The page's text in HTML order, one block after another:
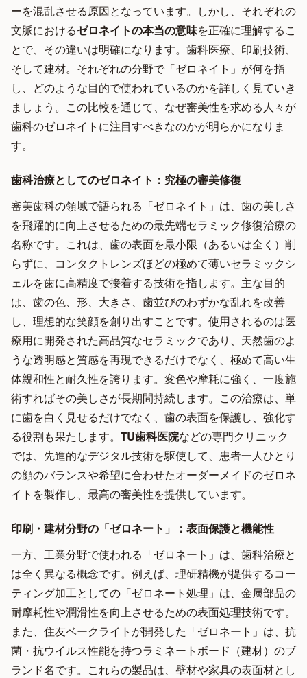
ーを混乱させる原因となっています。しかし、それぞれの
文脈におけるゼロネイトの本当の意味を正確に理解するこ
とで、その違いは明確になります。歯科医療、印刷技術、
そして建材。それぞれの分野で「ゼロネイト」が何を指
し、どのような目的で使われているのかを詳しく見ていき
ましょう。この比較を通じて、なぜ審美性を求める人々が
歯科のゼロネイトに注目すべきなのかが明らかになりま
す。
歯科治療としてのゼロネイト：究極の審美修復
審美歯科の領域で語られる「ゼロネイト」は、歯の美しさ
を飛躍的に向上させるための最先端セラミック修復治療の
名称です。これは、歯の表面を最小限（あるいは全く）削
らずに、コンタクトレンズほどの極めて薄いセラミックシ
ェルを歯に高精度で接着する技術を指します。主な目的
は、歯の色、形、大きさ、歯並びのわずかな乱れを改善
し、理想的な笑顔を創り出すことです。使用されるのは医
療用に開発された高品質なセラミックであり、天然歯のよ
うな透明感と質感を再現できるだけでなく、極めて高い生
体親和性と耐久性を誇ります。変色や摩耗に強く、一度施
術すればその美しさが長期間持続します。この治療は、単
に歯を白く見せるだけでなく、歯の表面を保護し、強化す
る役割も果たします。 TU歯科医院などの専門クリニック
では、先進的なデジタル技術を駆使して、患者一人ひとり
の顔のバランスや希望に合わせたオーダーメイドのゼロネ
イトを製作し、最高の審美性を提供しています。
印刷・建材分野の「ゼロネート」：表面保護と機能性
一方、工業分野で使われる「ゼロネート」は、歯科治療と
は全く異なる概念です。例えば、理研精機が提供するコー
ティング加工としての「ゼロネート処理」は、金属部品の
耐摩耗性や潤滑性を向上させるための表面処理技術です。
また、住友ベークライトが開発した「ゼロネート」は、抗
菌・抗ウイルス性能を持つラミネートボード（建材）のブ
ランド名です。これらの製品は、壁材や家具の表面材とし